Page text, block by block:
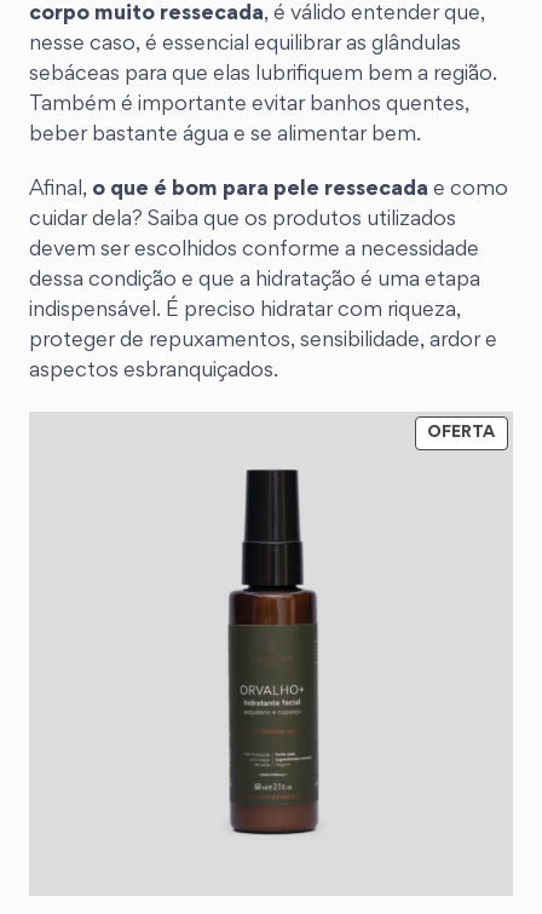
corpo muito ressecada, é válido entender que,
nesse caso, é essencial equilibrar as glândulas
sebáceas para que elas lubrifiquem bem a região.
Também é importante evitar banhos quentes,
beber bastante água e se alimentar bem.
Afinal, o que é bom para pele ressecada e como
cuidar dela? Saiba que os produtos utilizados
devem ser escolhidos conforme a necessidade
dessa condição e que a hidratação é uma etapa
indispensável. É preciso hidratar com riqueza,
proteger de repuxamentos, sensibilidade, ardor e
aspectos esbranquiçados.
OFERTA